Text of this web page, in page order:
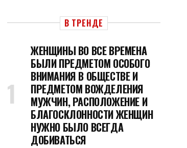
В ТРЕНДЕ
ЖЕНЩИНЫ ВО ВСЕ ВРЕМЕНА
БЫЛИ ПРЕДМЕТОМ ОСОБОГО
ВНИМАНИЯ В ОБЩЕСТВЕ И
ПРЕДМЕТОМ ВОЖДЕЛЕНИЯ
МУЖЧИН, РАСПОЛОЖЕНИЕ И
БЛАГОСКЛОННОСТИ ЖЕНЩИН
НУЖНО БЫЛО ВСЕГДА
ДОБИВАТЬСЯ